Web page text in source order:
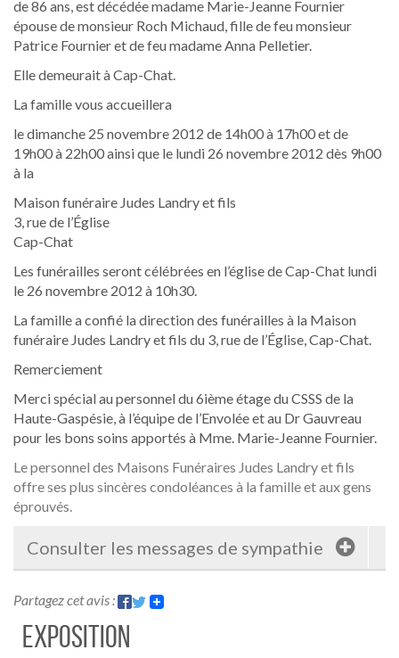
de 86 ans, est décédée madame Marie-Jeanne Fournier
épouse de monsieur Roch Michaud, fille de feu monsieur
Patrice Fournier et de feu madame Anna Pelletier.
Elle demeurait à Cap-Chat.
La famille vous accueillera
le dimanche 25 novembre 2012 de 14h00 à 17h00 et de
19h00 à 22h00 ainsi que le lundi 26 novembre 2012 dès 9h00
à la
Maison funéraire Judes Landry et fils
3, rue de l’Église
Cap-Chat
Les funérailles seront célébrées en l’église de Cap-Chat lundi
le 26 novembre 2012 à 10h30.
La famille a confié la direction des funérailles à la Maison
funéraire Judes Landry et fils du 3, rue de l’Église, Cap-Chat.
Remerciement
Merci spécial au personnel du 6ième étage du CSSS de la
Haute-Gaspésie, à l’équipe de l’Envolée et au Dr Gauvreau
pour les bons soins apportés à Mme. Marie-Jeanne Fournier.
Le personnel des Maisons Funéraires Judes Landry et fils
offre ses plus sincères condoléances à la famille et aux gens
éprouvés.
Consulter les messages de sympathie
Partagez cet avis :
Exposition